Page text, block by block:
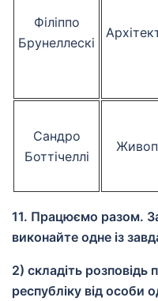
Філіппо
Брунеллескі
Сандро
Боттічеллі
11. Працюємо разом.
виконайте одне із
2) складіть розповідь
республіку від особи